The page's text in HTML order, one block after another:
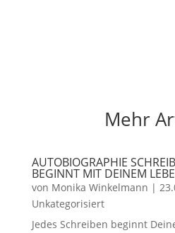
Mehr
AUTOBIOGRAPHIE
BEGINNT MIT DEINEM
von Monika Winkelmann |
Unkategorisiert
Jedes Schreiben beginnt